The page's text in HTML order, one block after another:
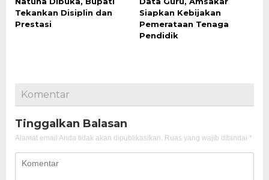
Tekankan Disiplin dan
Prestasi
Siapkan Kebijakan
Pemerataan Tenaga
Pendidik
Komentar
Tinggalkan Balasan
Alamat email Anda tidak akan dipublikasikan. Ruas yang wajib ditandai *